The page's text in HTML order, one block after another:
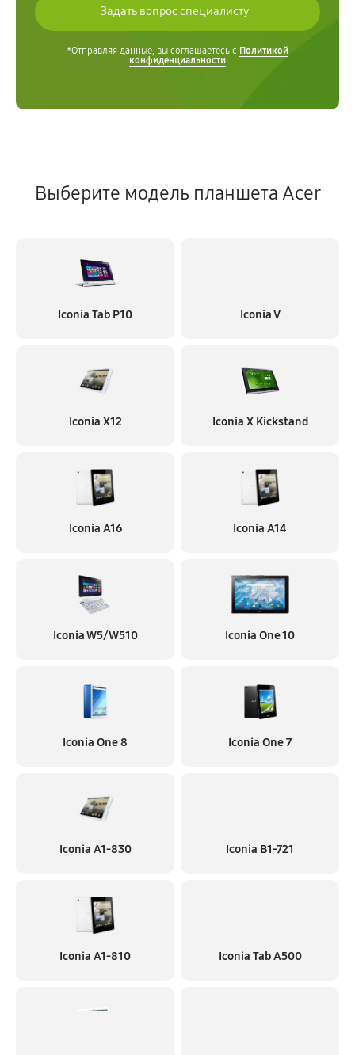
*Отправляя данные, вы соглашаетесь с Политикой
конфиденциальности
Выберите модель планшета Acer
Iconia Tab P10 Iconia V
Iconia X12 Iconia X Kickstand
Iconia A16 Iconia A14
Iconia W5/W510 Iconia One 10
Iconia One 8 Iconia One 7
Iconia A1‑830 Iconia B1‑721
Iconia A1‑810 Iconia Tab A500